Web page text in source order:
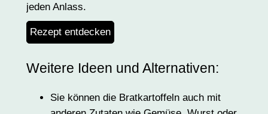
jeden Anlass.
Rezept entdecken
Weitere Ideen und Alternativen:
Sie können die Bratkartoffeln auch mit